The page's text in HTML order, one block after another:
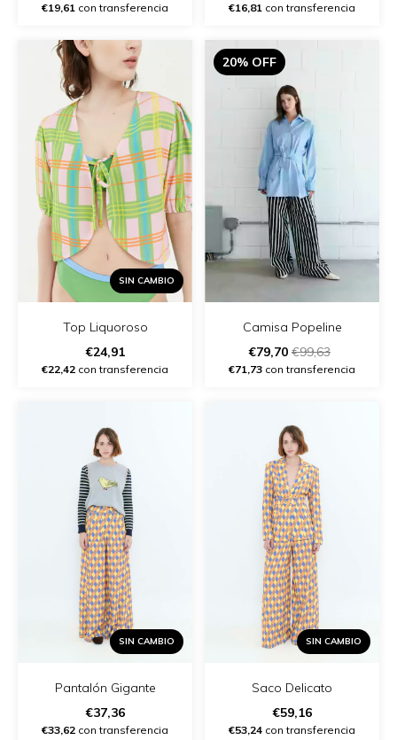
€19,61 con transferencia €16,81 con transferencia
SIN CAMBIO
Top Liquoroso
€24,91
€22,42 con transferencia
20% OFF
Camisa Popeline
€79,70 €99,63
€71,73 con transferencia
SIN CAMBIO
Pantalón Gigante
€37,36
€33,62 con transferencia
SIN CAMBIO
Saco Delicato
€59,16
€53,24 con transferencia